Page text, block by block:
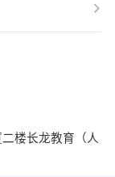
楼长龙教育（人